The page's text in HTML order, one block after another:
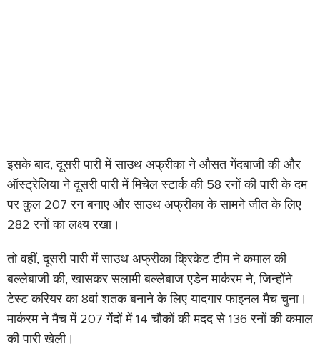
इसके बाद, दूसरी पारी में साउथ अफ्रीका ने औसत गेंदबाजी की और
ऑस्ट्रेलिया ने दूसरी पारी में मिचेल स्टार्क की 58 रनों की पारी के दम
पर कुल 207 रन बनाए और साउथ अफ्रीका के सामने जीत के लिए
282 रनों का लक्ष्य रखा।
तो वहीं, दूसरी पारी में साउथ अफ्रीका क्रिकेट टीम ने कमाल की
बल्लेबाजी की, खासकर सलामी बल्लेबाज एडेन मार्करम ने, जिन्होंने
टेस्ट करियर का 8वां शतक बनाने के लिए यादगार फाइनल मैच चुना।
मार्करम ने मैच में 207 गेंदों में 14 चौकों की मदद से 136 रनों की कमाल
की पारी खेली।